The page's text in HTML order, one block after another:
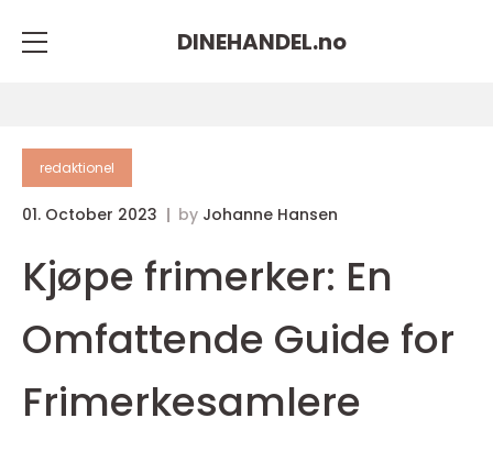
DINEHANDEL.no
redaktionel
01. October 2023 by Johanne Hansen
Kjøpe frimerker: En
Omfattende Guide for
Frimerkesamlere